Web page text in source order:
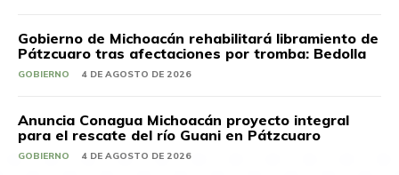
Gobierno de Michoacán rehabilitará libramiento de
Pátzcuaro tras afectaciones por tromba: Bedolla
GOBIERNO 4 DE AGOSTO DE 2026
Anuncia Conagua Michoacán proyecto integral
para el rescate del río Guani en Pátzcuaro
GOBIERNO 4 DE AGOSTO DE 2026